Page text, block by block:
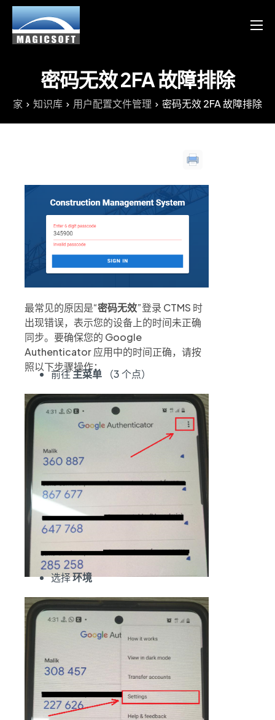
产品
博客
资源
密码无效 2FA 故障排除
家 知识库 用户配置文件管理 密码无效 2FA 故障排除
最常见的原因是“密码无效”登录 CTMS 时
出现错误，表示您的设备上的时间未正确
同步。要确保您的 Google
Authenticator 应用中的时间正确，请按
照以下步骤操作；
前往主菜单（3 个点）
选择环境